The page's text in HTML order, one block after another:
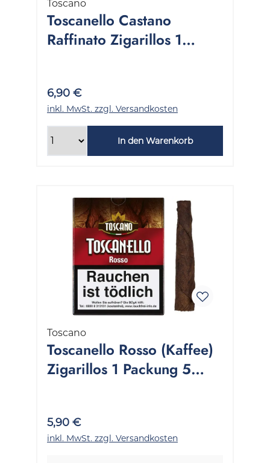
Toscano
Toscanello Castano
Raffinato Zigarillos 1
6,90 €
inkl. MwSt. zzgl. Versandkosten
In den Warenkorb
Toscano
Toscanello Rosso (Kaffee)
Zigarillos 1 Packung 5
5,90 €
inkl. MwSt. zzgl. Versandkosten